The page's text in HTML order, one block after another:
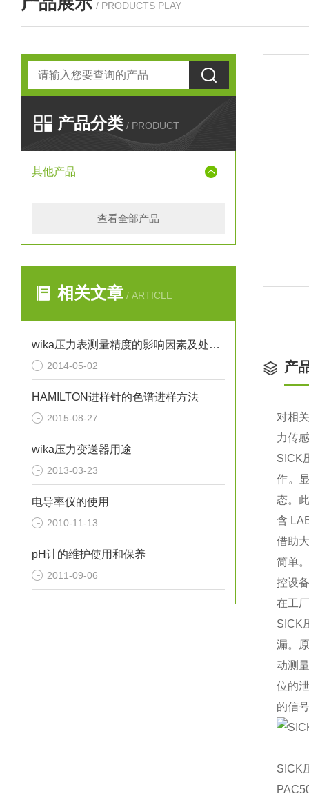
/ PRODUCTS PLAY
产品分类 / PRODUCT
其他产品
查看全部产品
相关文章 / ARTICLE
wika压力表测量精度的影响因素及处理方法分析
2014-05-02
HAMILTON进样针的色谱进样方法
2015-08-27
wika压力变送器用途
2013-03-23
电导率仪的使用
2010-11-13
pH计的维护使用和保养
2011-09-06
产
对相
力传
SICK
作。
态。
含
借助
简单
控设
在工
SICK
漏。
动测
位的
的信
SICK